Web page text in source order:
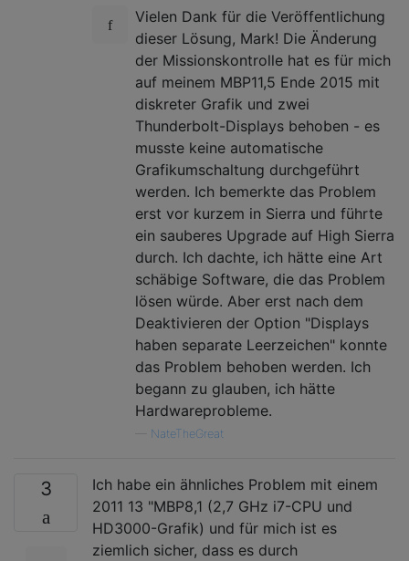
Vielen Dank für die Veröffentlichung
dieser Lösung, Mark! Die Änderung
der Missionskontrolle hat es für mich
auf meinem MBP11,5 Ende 2015 mit
diskreter Grafik und zwei
Thunderbolt-Displays behoben - es
musste keine automatische
Grafikumschaltung durchgeführt
werden. Ich bemerkte das Problem
erst vor kurzem in Sierra und führte
ein sauberes Upgrade auf High Sierra
durch. Ich dachte, ich hätte eine Art
schäbige Software, die das Problem
lösen würde. Aber erst nach dem
Deaktivieren der Option "Displays
haben separate Leerzeichen" konnte
das Problem behoben werden. Ich
begann zu glauben, ich hätte
Hardwareprobleme.
NateTheGreat
3
Ich habe ein ähnliches Problem mit einem
2011 13 "MBP8,1 (2,7 GHz i7-CPU und
HD3000-Grafik) und für mich ist es
ziemlich sicher, dass es durch